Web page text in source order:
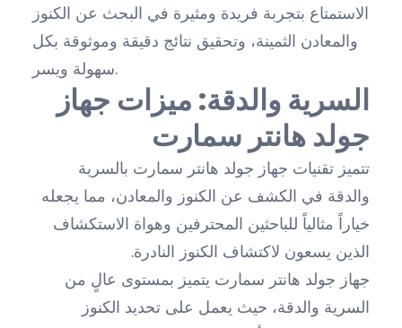
الاستمتاع بتجربة فريدة ومثيرة في البحث عن الكنوز
والمعادن الثمينة، وتحقيق نتائج دقيقة وموثوقة بكل
سهولة ويسر.
السرية والدقة: ميزات جهاز
جولد هانتر سمارت
تتميز تقنيات جهاز جولد هانتر سمارت بالسرية
والدقة في الكشف عن الكنوز والمعادن، مما يجعله
خياراً مثالياً للباحثين المحترفين وهواة الاستكشاف
الذين يسعون لاكتشاف الكنوز النادرة.
جهاز جولد هانتر سمارت يتميز بمستوى عالٍ من
السرية والدقة، حيث يعمل على تحديد الكنوز